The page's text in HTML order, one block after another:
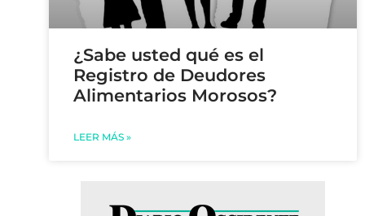
¿Sabe usted qué es el
Registro de Deudores
Alimentarios Morosos?
LEER MÁS »